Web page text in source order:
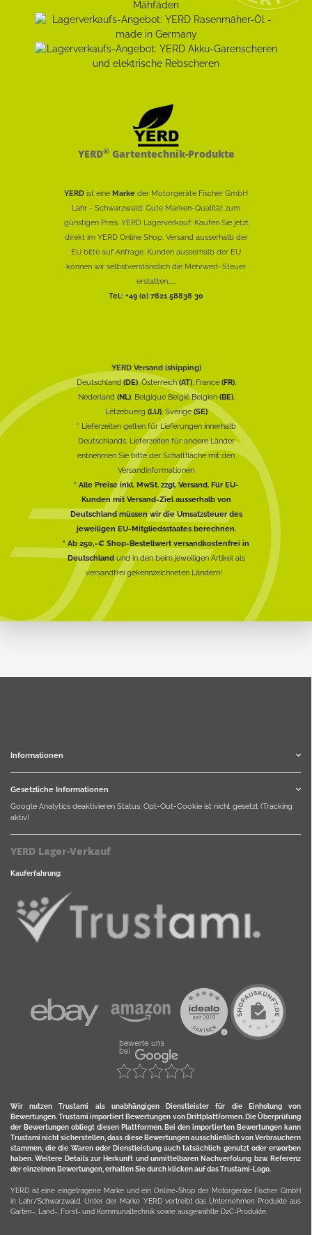
YERD®Gartentechnik-Produkte
YERD ist eine Marke der Motorgeräte Fischer GmbH
Lahr - Schwarzwald: Gute Marken-Qualität zum
günstigen Preis. YERD Lagerverkauf: Kaufen Sie jetzt
direkt im YERD Online Shop. Versand ausserhalb der
EU bitte auf Anfrage. Kunden ausserhalb der EU
können wir selbstverständlich die Mehrwert-Steuer
erstatten......
Tel.: +49 (0) 7821 58838 30
YERD Versand (shipping)
Deutschland(DE), Österreich(AT), France (FR),
Nederland (NL), Belgique België Belgien (BE),
Lëtzebuerg (LU), Sverige(SE)
* Lieferzeiten gelten für Lieferungen innerhalb
Deutschlands, Lieferzeiten für andere Länder
entnehmen Sie bitte der Schaltfläche mit den
Versandinformationen
* Alle Preise inkl. MwSt. zzgl. Versand. Für EU-
Kunden mit Versand-Ziel ausserhalb von
Deutschland müssen wir die Umsatzsteuer des
jeweiligen EU-Mitgliedsstaates berechnen.
* Ab 250,-€ Shop-Bestellwert versandkostenfrei in
Deutschlandund in den beim jeweiligen Artikel als
versandfrei gekennzeichneten Ländern!
Informationen
Gesetzliche Informationen
Google Analytics deaktivieren Status: Opt-Out-Cookie ist nicht gesetzt (Tracking
aktiv)
YERD Lager-Verkauf
Kauferfahrung:
Wir nutzen Trustami als unabhängigen Dienstleister für die Einholung von
Bewertungen. Trustami importiert Bewertungen von Drittplattformen. Die Überprüfung
der Bewertungen obliegt diesen Plattformen. Bei den importierten Bewertungen kann
Trustami nicht sicherstellen, dass diese Bewertungen ausschließlich von Verbrauchern
stammen, die die Waren oder Dienstleistung auch tatsächlich genutzt oder erworben
haben. Weitere Details zur Herkunft und unmittelbaren Nachverfolung bzw. Referenz
der einzelnen Bewertungen, erhalten Sie durch klicken auf das Trustami-Logo.
YERD ist eine eingetragene Marke und ein Online-Shop der Motorgeräte Fischer GmbH
in Lahr/Schwarzwald. Unter der Marke YERD vertreibt das Unternehmen Produkte aus
Garten-, Land-, Forst- und Kommunaltechnik sowie ausgewählte D2C-Produkte.